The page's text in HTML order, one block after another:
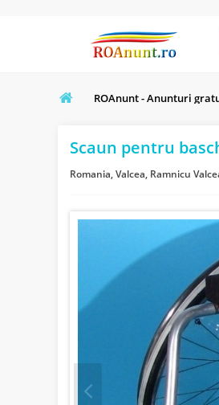
Scaun pentru
Romania, Valcea, Ramnicu